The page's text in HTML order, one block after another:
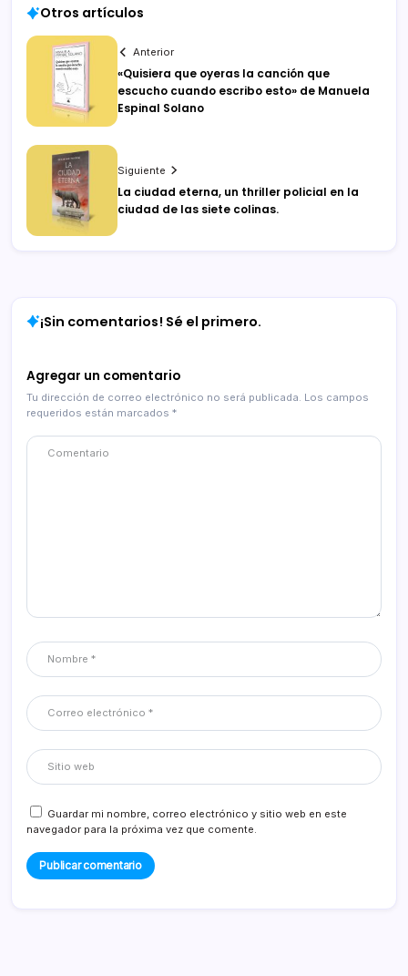
Otros artículos
Anterior
«Quisiera que oyeras la canción que
escucho cuando escribo esto» de Manuela
Espinal Solano
Siguiente
La ciudad eterna, un thriller policial en la
ciudad de las siete colinas.
¡Sin comentarios! Sé el primero.
Agregar un comentario
Tu dirección de correo electrónico no será publicada. Los campos
requeridos están marcados *
Guardar mi nombre, correo electrónico y sitio web en este
navegador para la próxima vez que comente.